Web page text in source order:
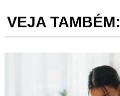
VEJA TAMBÉM: